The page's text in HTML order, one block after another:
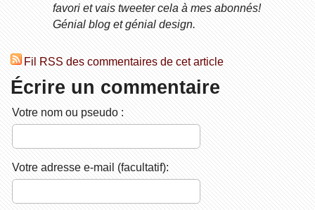
favori et vais tweeter cela à mes abonnés!
Génial blog et génial design.
Fil RSS des commentaires de cet article
Écrire un commentaire
Votre nom ou pseudo :
Votre adresse e-mail (facultatif):